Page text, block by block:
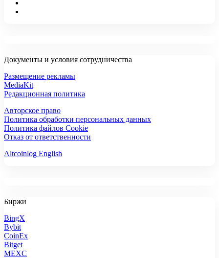
Документы и условия сотрудничества
Размещение рекламы
MediaKit
Редакционная политика
Авторское право
Политика обработки персональных данных
Политика файлов Cookie
Отказ от ответственности
Altcoinlog English
Биржи
BingX
Bybit
CoinEx
Bitget
MEXC